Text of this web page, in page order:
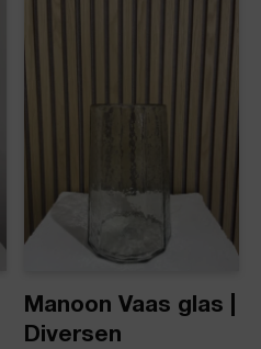
Manoon Vaas glas |
Diversen